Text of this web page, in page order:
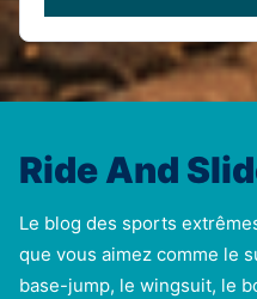
Ride And
Le blog des sports
que vous aimez comme le
base-jump, le wingsuit, le